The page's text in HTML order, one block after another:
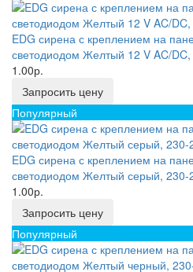
EDG сирена с креплением на
светодиодом Желтый 12 V AC/
1.00р.
Запросить цену
Популярный
EDG сирена с креплением на
светодиодом Желтый серый, 230-
1.00р.
Запросить цену
Популярный